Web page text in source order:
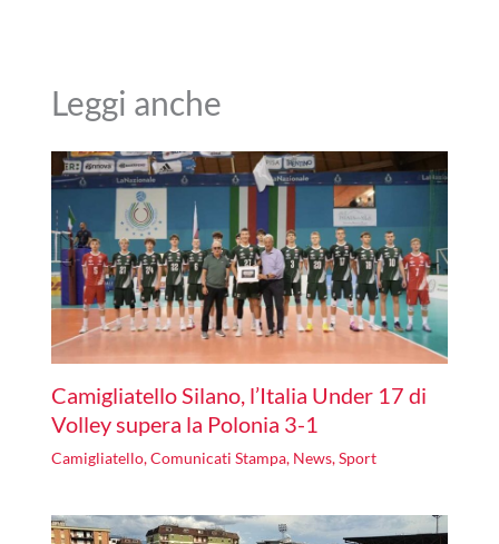
Leggi anche
Camigliatello Silano, l’Italia Under 17 di
Volley supera la Polonia 3-1
Camigliatello,Comunicati Stampa, News,Sport